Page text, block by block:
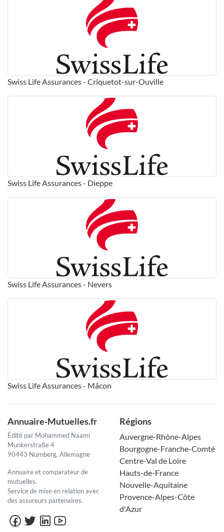
Swiss Life Assurances - Criquetot-sur-Ouville
Swiss Life Assurances - Dieppe
Swiss Life Assurances - Nevers
Swiss Life Assurances - Mâcon
Annuaire-Mutuelles.fr
Édité par Mohammed Naami
Munkerstraße 4
90443 Nürnberg, Allemagne
Annuaire et comparateur de
mutuelles.
Service de mise en relation avec
des assureurs partenaires.
Régions
Auvergne-Rhône-Alpes
Bourgogne-Franche-Comté
Centre-Val de Loire
Hauts-de-France
Nouvelle-Aquitaine
Provence-Alpes-Côte
d'Azur